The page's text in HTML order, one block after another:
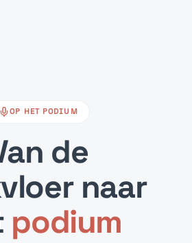
OP HET PODIUM
de
naar
podium